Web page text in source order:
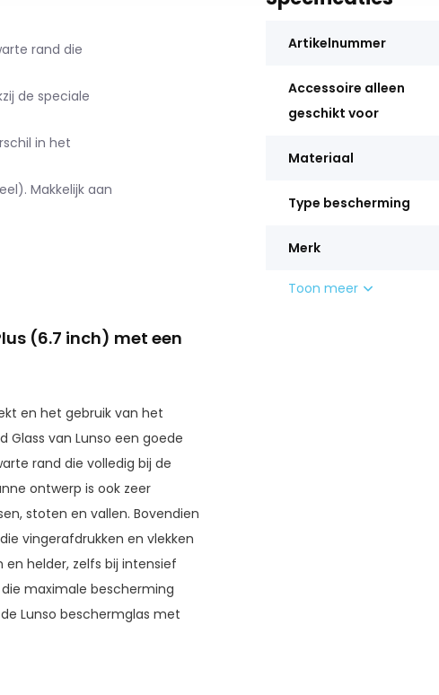
rand die
de speciale
in het
Makkelijk aan
(6.7 inch) met een
en het gebruik van het
Glass van Lunso een goede
rand die volledig bij de
ontwerp is ook zeer
stoten en vallen. Bovendien
vingerafdrukken en vlekken
helder, zelfs bij intensief
maximale bescherming
Lunso beschermglas met
Artikelnummer
Accessoire alleen
geschikt voor
Materiaal
Type bescherming
Merk
Toon meer